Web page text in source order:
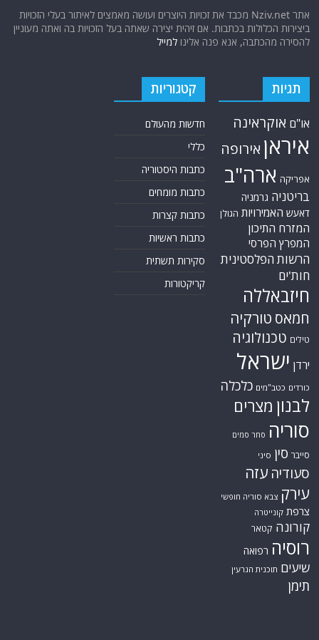
אתר Nziv.net מכבד את זכויות היוצרים ועושה מאמצים לאיתור בעלי הזכויות
ביצירות הכלולות בכתבות. אם זיהית יצירה שאתה בעל הזכויות בה ואתה מעוניין
להסירה מהכתבה, אנא פנה אלינולמייל
תגיות
או"ם אוקראינה
איראן אירופה
אפריקה ארה"ב
בריטניה גרמניה
דאעש האמירויות הגולן
המזרח התיכון
המפרץ הפרסי
הרשות הפלסטינית
חות'ים
חיזבאללה
חמאס טורקיה
טילים טכנולוגיה
ירדן ישראל
כורדים כטב"מים כלכלה
לבנון מצרים
סוריה סחר סמים
סייבר סין סיני
סעודיה עזה
עירק צבא סוריה חופשי
צרפת קונייטרה
קורונה קטאר
רוסיה רפואה
שיעים תוכנית הגרעין
תימן
קטגוריות
חדשות מהעולם
כללי
כתבות היסטוריה
כתבות מומחים
כתבות קצרות
כתבות ראשיות
סקירות תשתית
קריקטורות